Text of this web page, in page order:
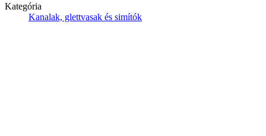
Kategória
Kanalak, glettvasak és simítók